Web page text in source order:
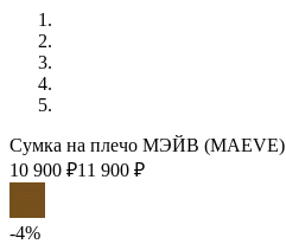
Сумка на плечо МЭЙВ (MAEVE)
10 900 ₽11 900 ₽
-4%